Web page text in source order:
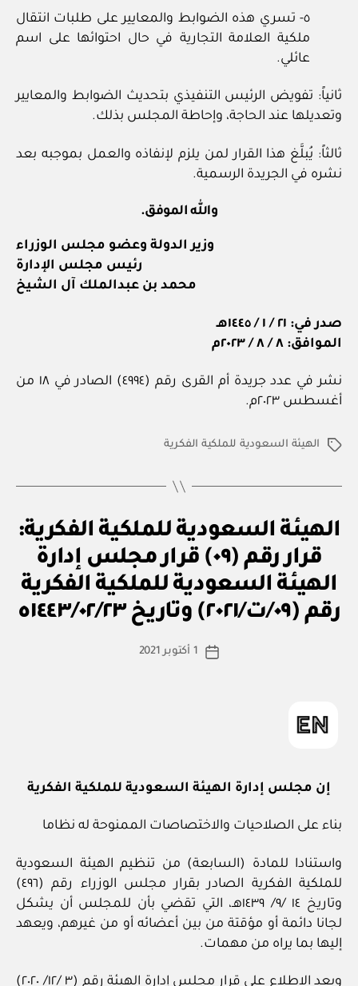
٥- تسري هذه الضوابط والمعايير على طلبات انتقال
ملكية العلامة التجارية في حال احتوائها على اسم
عائلي.
ثانياً: تفويض الرئيس التنفيذي بتحديث الضوابط والمعايير
وتعديلها عند الحاجة، وإحاطة المجلس بذلك.
ثالثاً: يُبلَّغ هذا القرار لمن يلزم لإنفاذه والعمل بموجبه بعد
نشره في الجريدة الرسمية.
والله الموفق.
وزير الدولة وعضو مجلس الوزراء
رئيس مجلس الإدارة
محمد بن عبدالملك آل الشيخ
صدر في: ٢١ / ١ / ١٤٤٥هـ
الموافق: ٨ / ٨ / ٢٠٢٣م
نشر في عدد جريدة أم القرى رقم (٤٩٩٤) الصادر في ١٨ من
أغسطس ٢٠٢٣م.
الوسومالهيئة السعودية للملكية الفكرية
التصنيفات
ي
الهيئة السعودية للملكية الفكرية:
قرار رقم (٠٩) قرار مجلس إدارة
الهيئة السعودية للملكية الفكرية
رقم (٠٩/ت/٢٠٢١) وتاريخ ١٤٤٣/٠٢/٢٣ه
كاتب
بو
س
ة
تاريخ
1 أكتوبر 2021
إن مجلس إدارة الهيئة السعودية للملكية الفكرية
بناء على الصلاحيات والاختصاصات الممنوحة له نظاما
واستنادا للمادة (السابعة) من تنظيم الهيئة السعودية
للملكية الفكرية الصادر بقرار مجلس الوزراء رقم (٤٩٦)
وتاريخ ١٤ /٩/ ١٤٣٩هـ، التي تقضي بأن للمجلس أن يشكل
لجانا دائمة أو مؤقتة من بين أعضائه أو من غيرهم، ويعهد
إليها بما يراه من مهمات.
وبعد الاطلاع على قرار مجلس إدارة الهيئة رقم (٣ /١٢/ ٢٠٢٠)